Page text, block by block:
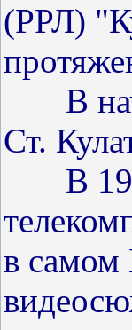
(РРЛ)
В
Ст.
В
в самом